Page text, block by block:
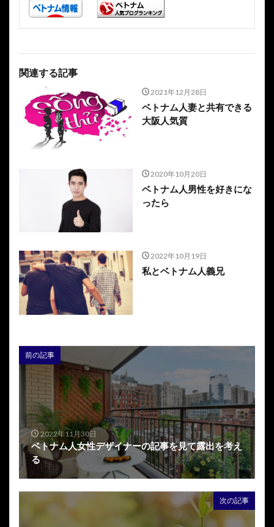
関連する記事
2021年12月28日
ベトナム人妻と共有できる
大阪人気質
2020年10月20日
ベトナム人男性を好きにな
ったら
2022年10月19日
私とベトナム人義兄
前の記事
2022年11月30日
ベトナム人女性デザイナーの記事を見て露出を考え
る
次の記事